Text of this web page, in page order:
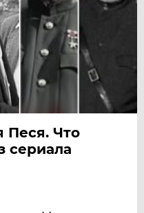
Песя. Что
сериала